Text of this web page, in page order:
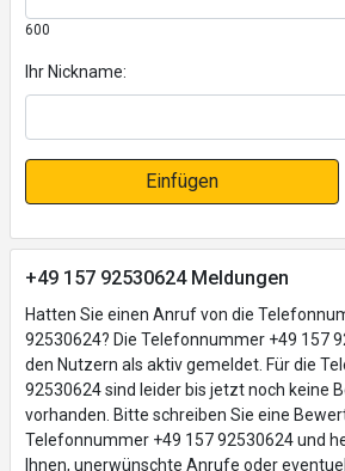
600
Ihr Nickname:
Einfügen
+49 157 92530624 Meldungen
Hatten Sie einen Anruf von die
92530624? Die Telefonnummer +49 157
den Nutzern als aktiv gemeldet. Für die
92530624 sind leider bis jetzt noch keine
vorhanden. Bitte schreiben Sie eine
Telefonnummer +49 157 92530624 und
Ihnen, unerwünschte Anrufe oder